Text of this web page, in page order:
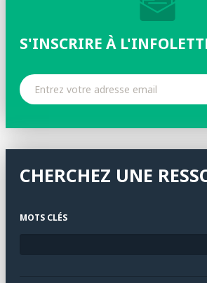
S'INSCRIRE À
CHERCHEZ UNE
MOTS CLÉS